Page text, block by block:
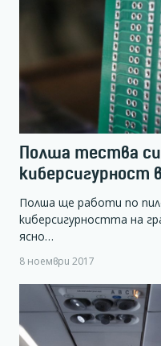
Полша тества
киберсигурност
Полша ще работи по
киберсигурността на
ясно…
8 ноември 2017